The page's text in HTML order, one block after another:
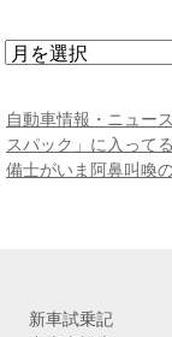
ア
カ
イ
ブ
自動車情報・ニュー
スパック」に入って
備士がいま阿鼻叫喚
新車試乗記